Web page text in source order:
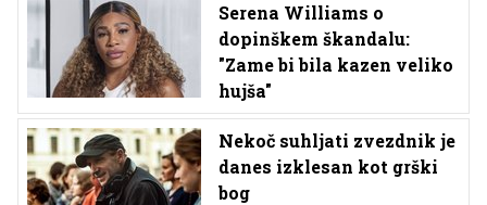
Serena Williams o
dopinškem škandalu:
"Zame bi bila kazen veliko
hujša"
Nekoč suhljati zvezdnik je
danes izklesan kot grški
bog